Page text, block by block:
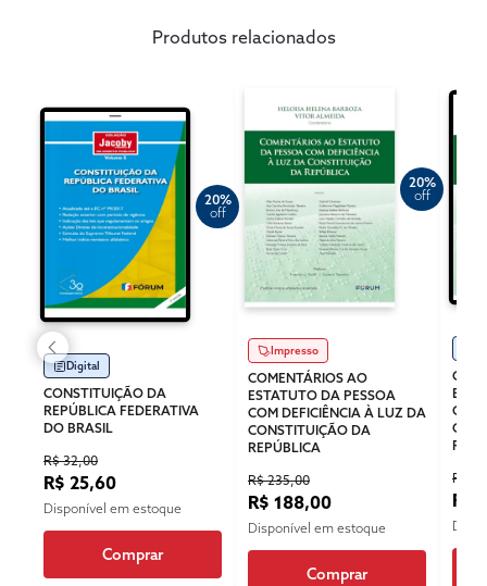
Produtos relacionados
20%
off
Digital
CONSTITUIÇÃO DA
REPÚBLICA FEDERATIVA
DO BRASIL
R$ 32,00
R$ 25,60
Disponível em estoque
Comprar
20%
off
Impresso
COMENTÁRIOS AO
ESTATUTO DA PESSOA
COM DEFICIÊNCIA À LUZ DA
CONSTITUIÇÃO DA
REPÚBLICA
R$ 235,00
R$ 188,00
Disponível em estoque
Comprar
COM
R$
R$